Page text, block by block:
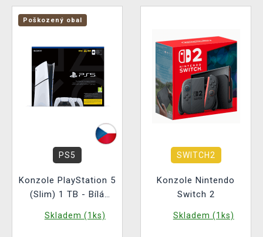
Poškozený obal
PS5
Konzole PlayStation 5
(Slim) 1 TB - Bílá
DualSense bílý
Skladem (1ks)
SWITCH2
Konzole Nintendo
Switch 2
Skladem (1ks)